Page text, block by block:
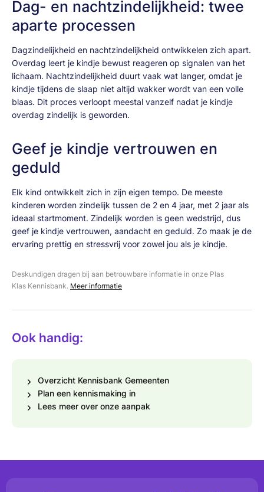
Dag- en nachtzindelijkheid: twee
aparte processen
Dagzindelijkheid en nachtzindelijkheid ontwikkelen zich apart.
Overdag leert je kindje bewust reageren op signalen van het
lichaam. Nachtzindelijkheid duurt vaak wat langer, omdat je
kindje tijdens de slaap niet altijd wakker wordt van een volle
blaas. Dit proces verloopt meestal vanzelf nadat je kindje
overdag zindelijk is geworden.
Geef je kindje vertrouwen en
geduld
Elk kind ontwikkelt zich in zijn eigen tempo. De meeste
kinderen worden zindelijk tussen de 2 en 4 jaar, met 2 jaar als
ideaal startmoment. Zindelijk worden is geen wedstrijd, dus
geef je kindje vertrouwen, aandacht en geduld. Zo maak je de
ervaring prettig en stressvrij voor zowel jou als je kindje.
Deskundigen dragen bij aan betrouwbare informatie in onze Plas
Klas Kennisbank. Meer informatie
Ook handig:
Overzicht Kennisbank Gemeenten
Plan een kennismaking in
Lees meer over onze aanpak